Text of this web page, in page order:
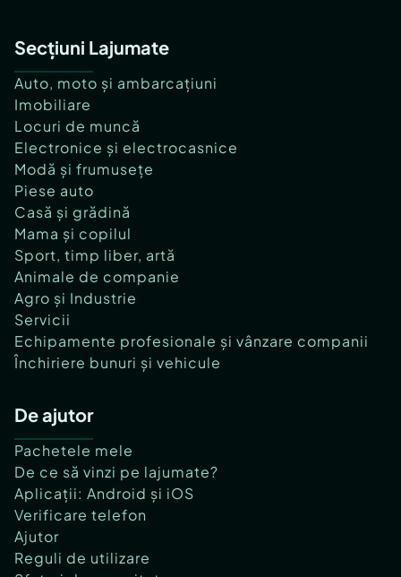
Secțiuni Lajumate
Auto, moto și ambarcațiuni
Imobiliare
Locuri de muncă
Electronice și electrocasnice
Modă și frumusețe
Piese auto
Casă și grădină
Mama și copilul
Sport, timp liber, artă
Animale de companie
Agro și Industrie
Servicii
Echipamente profesionale și vânzare companii
Închiriere bunuri și vehicule
De ajutor
Pachetele mele
De ce să vinzi pe lajumate?
Aplicații: Android și iOS
Verificare telefon
Ajutor
Reguli de utilizare